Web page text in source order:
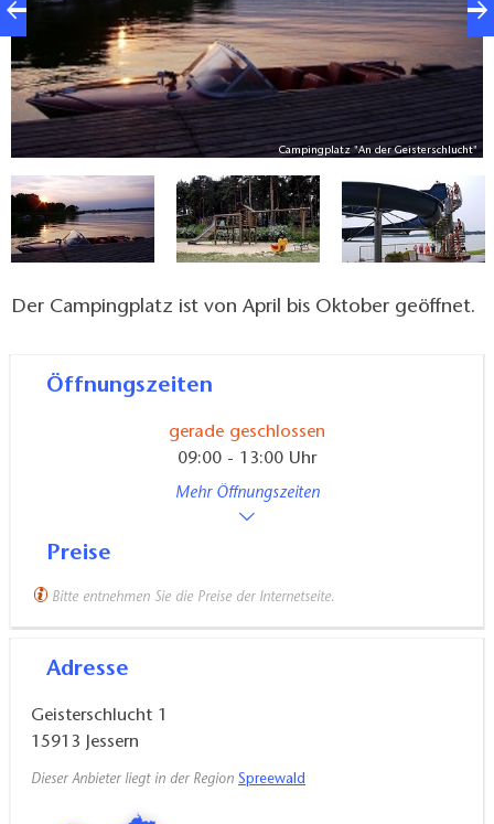
Campingplatz "An der Geisterschlucht"
Der Campingplatz ist von April bis Oktober geöffnet.
Öffnungszeiten
gerade geschlossen
09:00 - 13:00 Uhr
Mehr Öffnungszeiten
Preise
Bitte entnehmen Sie die Preise der Internetseite.
Adresse
Geisterschlucht 1
15913
Jessern
Dieser Anbieter liegt in der Region Spreewald